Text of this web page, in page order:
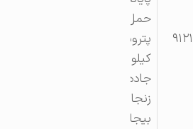
حمل نقل
پتروشیمی
کیلومتر۳۰
جاده
زنجان
بیجار